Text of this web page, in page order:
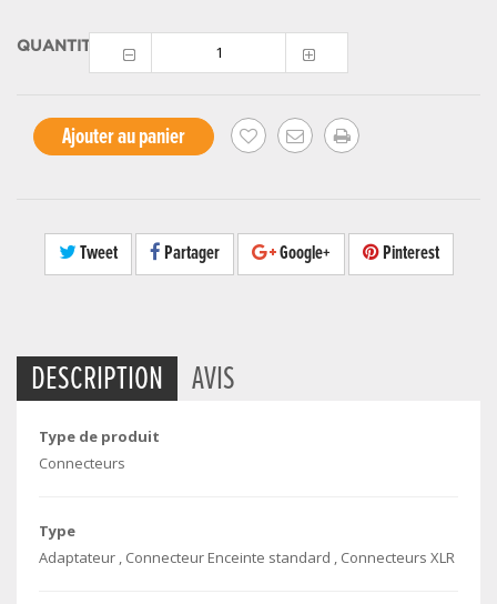
QUANTITÉ
Ajouter au panier
Tweet Partager Google+ Pinterest
DESCRIPTION AVIS
Type de produit
Connecteurs
Type
Adaptateur , Connecteur Enceinte standard , Connecteurs XLR